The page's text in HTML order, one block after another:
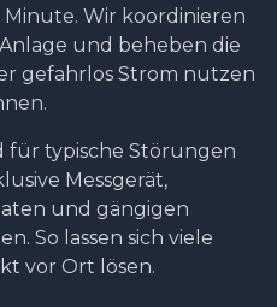
Wir koordinieren
und beheben die
gefahrlos Strom nutzen
für typische Störungen
Messgerät,
und gängigen
So lassen sich viele
vor Ort lösen.